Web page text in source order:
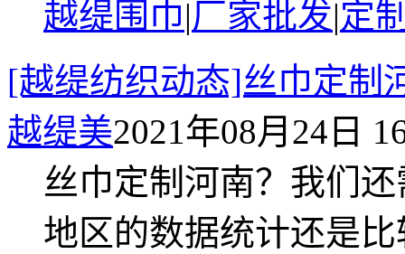
越缇围巾|厂家批发|定
[越缇纺织动态]丝巾定
越缇美2021年08月24日
丝巾定制河南？我们
地区的数据统计还是